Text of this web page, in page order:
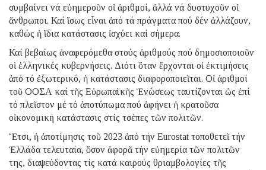
συμβαίνει νά εὐημεροῦν οἱ ἀριθμοί, ἀλλά νά δυστυχοῦν οἱ
ἄνθρωποι. Καί ἴσως εἶναι ἀπό τά πράγματα πού δέν ἀλλάζουν,
καθώς ἡ ἴδια κατάστασις ἰσχύει καί σήμερα.
Καί βεβαίως ἀναφερόμεθα στούς ἀριθμούς πού δημοσιοποιοῦν
οἱ ἑλληνικές κυβερνήσεις. Διότι ὅταν ἔρχονται οἱ ἐκτιμήσεις
ἀπό τό ἐξωτερικό, ἡ κατάστασις διαφοροποιεῖται. Οἱ ἀριθμοί
τοῦ ΟΟΣΑ καί τῆς Εὐρωπαϊκῆς Ἑνώσεως ταυτίζονται ὡς ἐπί
τό πλεῖστον μέ τό ἀποτύπωμα πού ἀφήνει ἡ κρατοῦσα
οἰκονομική κατάστασις στίς τσέπες τῶν πολιτῶν.
Ἔτσι, ἡ ἀποτίμησις τοῦ 2023 ἀπό τήν Eurostat τοποθετεῖ τήν
Ἑλλάδα τελευταία, ὅσον ἀφορᾶ τήν εὐημερία τῶν πολιτῶν
της, διαψεύδοντας τίς κατά καιρούς θριαμβολογίες τῆς